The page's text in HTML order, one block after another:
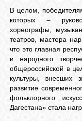
ФОРУМ
ГОСТЕВАЯ
О САЙТЕ
ФОТО
В целом,
которых –
хореографы,
театров, мастера
что это главная
и народного
общероссийской в
культуры, внесших
развитие
фольклорного
Дагестана» стала